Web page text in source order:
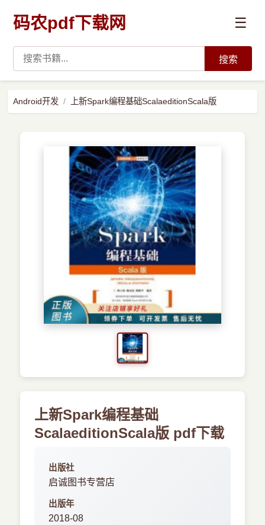
码农pdf下载网 ☰
预订书籍
搜索
Android开发 上新Spark编程基础ScalaeditionScala版
上新Spark编程基础
ScalaeditionScala版 pdf下载
出版社
启诚图书专营店
出版年
2018-08